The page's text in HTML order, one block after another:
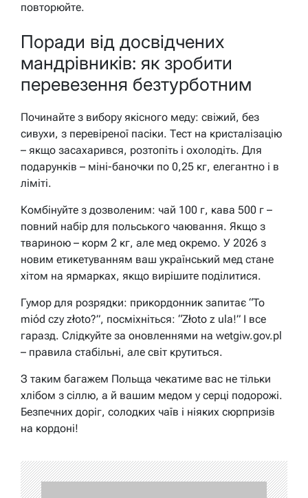
повторюйте.
Поради від досвідчених
мандрівників: як зробити
перевезення безтурботним
Починайте з вибору якісного меду: свіжий, без
сивухи, з перевіреної пасіки. Тест на кристалізацію
– якщо засахарився, розтопіть і охолодіть. Для
подарунків – міні-баночки по 0,25 кг, елегантно і в
ліміті.
Комбінуйте з дозволеним: чай 100 г, кава 500 г –
повний набір для польського чаювання. Якщо з
твариною – корм 2 кг, але мед окремо. У 2026 з
новим етикетуванням ваш український мед стане
хітом на ярмарках, якщо вирішите поділитися.
Гумор для розрядки: прикордонник запитає “To
miód czy złoto?”, посміхніться: “Złoto z ula!” І все
гаразд. Слідкуйте за оновленнями на wetgiw.gov.pl
– правила стабільні, але світ крутиться.
З таким багажем Польща чекатиме вас не тільки
хлібом з сіллю, а й вашим медом у серці подорожі.
Безпечних доріг, солодких чаїв і ніяких сюрпризів
на кордоні!